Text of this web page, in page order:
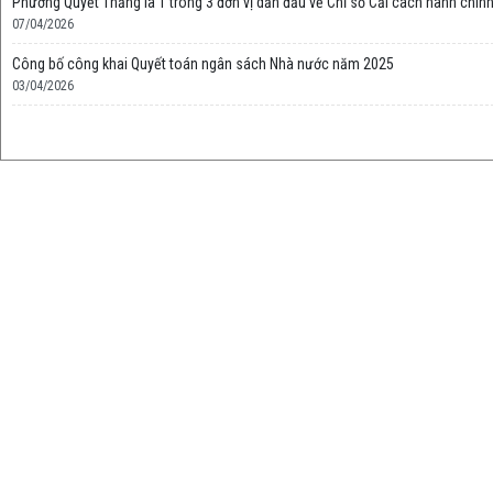
07/04/2026
Công bố công khai Quyết toán ngân sách Nhà nước năm 2025
03/04/2026